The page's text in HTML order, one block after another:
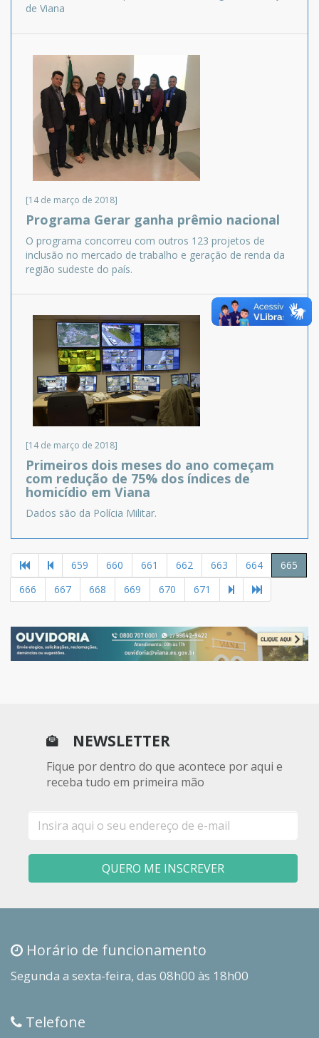
de Viana
[14 de março de 2018]
Programa Gerar ganha prêmio nacional
O programa concorreu com outros 123 projetos de
inclusão no mercado de trabalho e geração de renda da
região sudeste do país.
[14 de março de 2018]
Primeiros dois meses do ano começam
com redução de 75% dos índices de
homicídio em Viana
Dados são da Polícia Militar.
659 660 661 662 663 664
665
666
667 668 669 670 671
NEWSLETTER
Fique por dentro do que acontece por aqui e
receba tudo em primeira mão
mail
QUERO ME INSCREVER
Horário de funcionamento
Segunda a sexta-feira, das 08h00 às 18h00
Telefone